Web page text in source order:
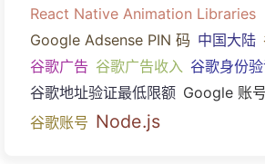
React Native Animation Libraries
Google Adsense PIN 码 中国大陆
谷歌广告 谷歌广告收入 谷歌身份
谷歌地址验证最低限额 Google 账号
谷歌账号 Node.js